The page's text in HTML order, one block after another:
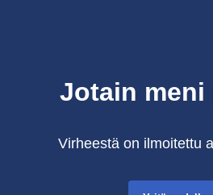
Jotain meni
Virheestä on ilmoitettu